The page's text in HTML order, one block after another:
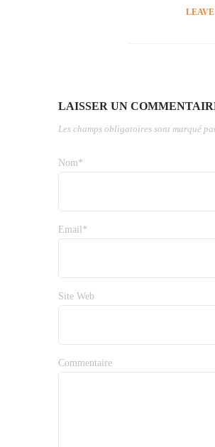
LAISSER UN
Les champs obligatoires sont marqué
Nom*
Email*
Site Web
Commentaire